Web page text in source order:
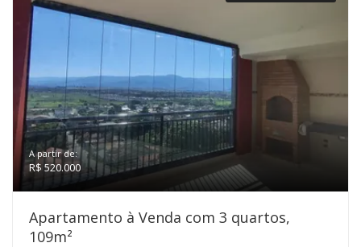
A partir de:
R$ 520.000
Apartamento à Venda com 3 quartos,
109m²